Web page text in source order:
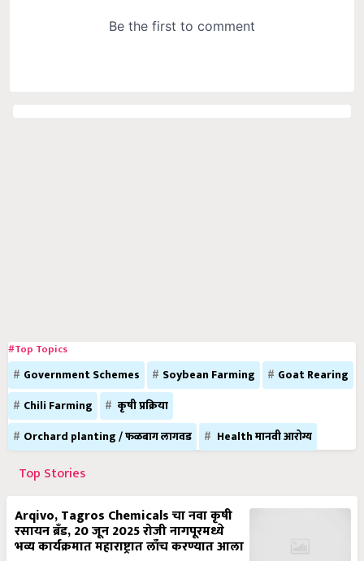
#Top Topics
Government Schemes Soybean Farming
Goat Rearing
Chili Farming
कृषी प्रक्रिया
Orchard planting / फळबाग लागवड
Health मानवी आरोग्य
Top Stories
Arqivo, Tagros Chemicals चा नवा कृषी
रसायन ब्रँड, 20 जून 2025 रोजी नागपूरमध्ये
भव्य कार्यक्रमात महाराष्ट्रात लाँच करण्यात आला